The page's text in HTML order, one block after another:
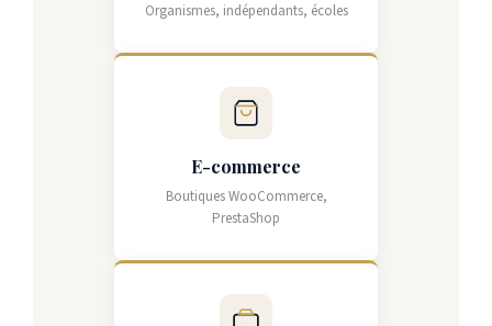
Organismes, indépendants, écoles
E-commerce
Boutiques WooCommerce,
PrestaShop